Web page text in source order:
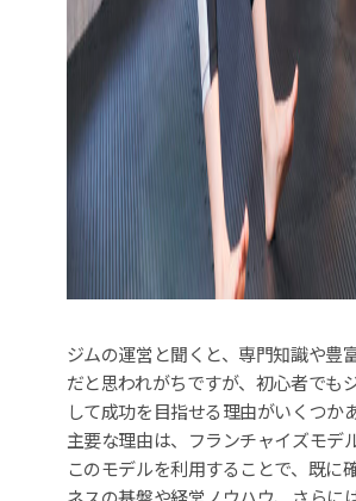
ジムの運営と聞くと、専門知識や豊
だと思われがちですが、初心者でも
して成功を目指せる理由がいくつか
主要な理由は、フランチャイズモデ
このモデルを利用することで、既に